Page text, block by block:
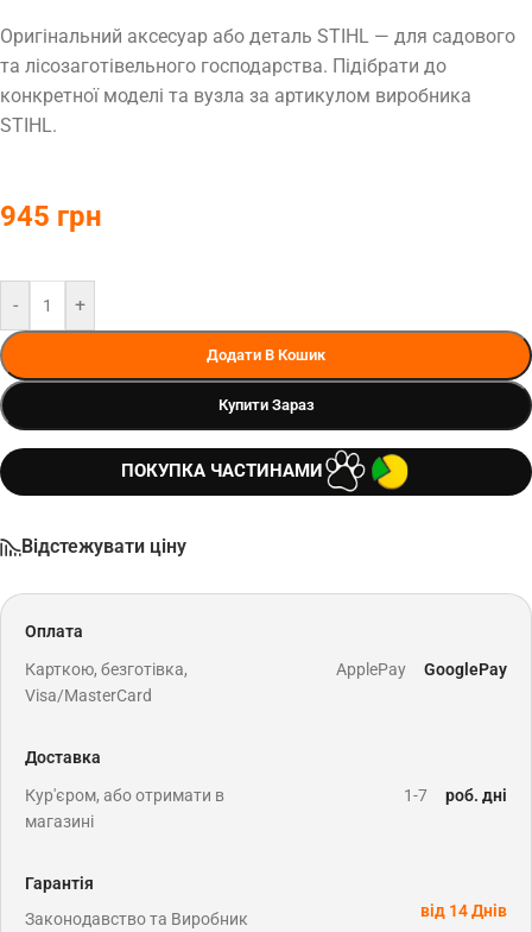
Оригінальний аксесуар або деталь STIHL — для садового
та лісозаготівельного господарства. Підібрати до
конкретної моделі та вузла за артикулом виробника
STIHL.
945 грн
- +
Додати В Кошик
Купити Зараз
ПОКУПКА ЧАСТИНАМИ
Відстежувати ціну
Оплата
Карткою, безготівка,
Visa/MasterCard
ApplePay GooglePay
Доставка
Кур'єром, або отримати в
магазині
1-7 роб. дні
Гарантія
Законодавство та Виробник
від 14 Днів